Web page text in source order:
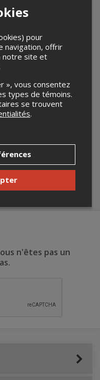
Principale
,QC,Canada
pour
événement, veuillez
Rencontres internationales
billetterie@ridm.ca
n'êtes pas un
pour
navigation, offrir
notre site et
», vous consentez
types de témoins.
se trouvent
.